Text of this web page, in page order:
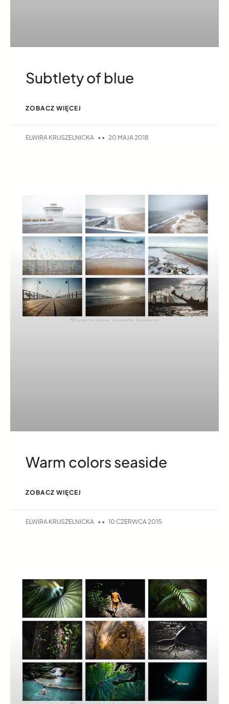
Subtlety of blue
ZOBACZ WIĘCEJ
ELWIRA KRUSZELNICKA 20 MAJA 2018
Warm colors seaside
ZOBACZ WIĘCEJ
ELWIRA KRUSZELNICKA 10 CZERWCA 2015